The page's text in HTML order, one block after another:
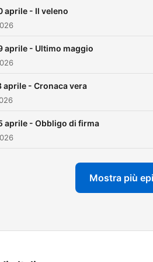
aprile - Il veleno
aprile - Ultimo maggio
aprile - Cronaca vera
aprile - Obbligo di firma
Mostra più